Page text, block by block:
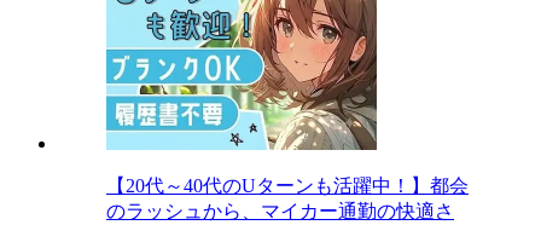
【20代～40代のUターンも活躍中！】都会
のラッシュから、マイカー通勤の快適さ